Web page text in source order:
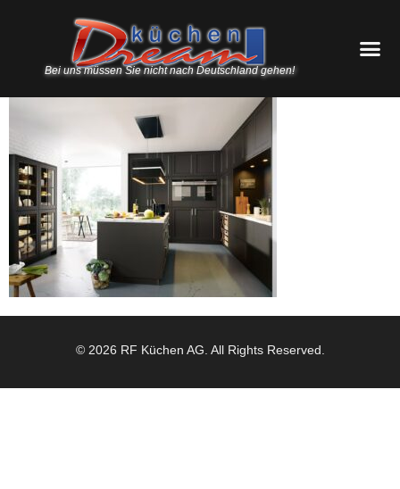
Bei uns müssen Sie nicht nach Deutschland gehen!
© 2026 RF Küchen AG. All Rights Reserved.